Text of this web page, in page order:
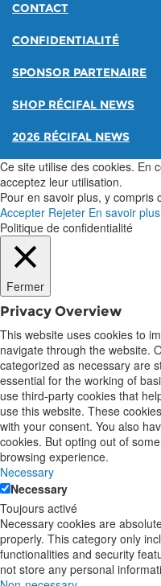
CONTACT
CONFIDENTIALITÉ
SPONSOR PARTENAIRE
SHOP RÉCIFAL NEWS
2026 RÉCIFAL NEWS
Ce site utilise des cookies. En
acceptez leur utilisation.
Pour en savoir plus, y compris
Accepter Rejeter En savoir plus
Politique de confidentialité
Fermer
Privacy Overview
This website uses cookies to
navigate through the website.
categorized as necessary are
essential for the working of
use third-party cookies that
use this website. These
with your consent. You also
cookies. But opting out of
browsing experience.
Necessary
Necessary
Toujours activé
Necessary cookies are
properly. This category only
functionalities and security
not store any personal